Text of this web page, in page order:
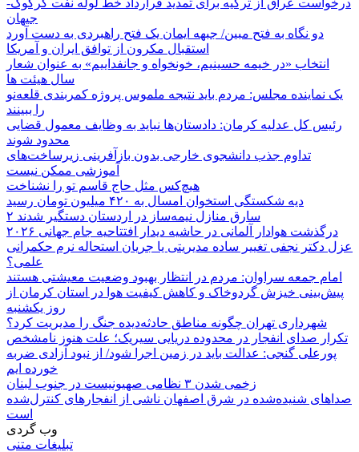
جیهان
دو نگاه به فتح مبین/ جبهه ایمان یک فتح راهبردی به دست آورد
استقبال مکرون از توافق ایران و آمریکا
انتخاب «در خیمه حسینیم، خونخواه و جانفداییم» به عنوان شعار
سال هیئت ها
یک نماینده مجلس: مردم باید نتیجه ملموس پروژه کمربندی قلعه‌نو
را ببینند
رئیس کل عدلیه کرمان: دادستان‌ها نباید به وظایف معمول قضایی
محدود شوند
تداوم جذب دانشجوی خارجی بدون بازآفرینی زیرساخت‌های
آموزشی ممکن نیست
هیچ‌کس مثل حاج قاسم تو را نشناخت
دیه شکستگی استخوان امسال به ۴۲۰ میلیون تومان رسید
۲ سارق منازل نیمه‌ساز در اردستان دستگیر شدند
درگذشت هوادار آلمانی در حاشیه دیدار افتتاحیه جام جهانی ۲۰۲۶
عزل دکتر نجفی تغییر ساده مدیریتی یا جریان استحاله نرم حکمرانی
علمی؟
امام جمعه سراوان: مردم در انتظار بهبود وضعیت معیشتی هستند
پیش‌بینی خیزش گردوخاک و کاهش کیفیت هوا در استان کرمان از
روز یکشنبه
شهرداری تهران چگونه مناطق حادثه‌دیده جنگ را مدیریت کرد؟
تکرار صدای انفجار در محدوده دریایی سیریک؛ علت هنوز نامشخص
پورعلی گنجی: عدالت باید در زمین اجرا شود/ از نبود آزادی ضربه
خورده ایم
زخمی شدن ۳ نظامی صهیونیست در جنوب لبنان
صداهای شنیده‌شده در شرق اصفهان ناشی از انفجارهای کنترل‌شده
است
وب گردی
تبلیغات متنی